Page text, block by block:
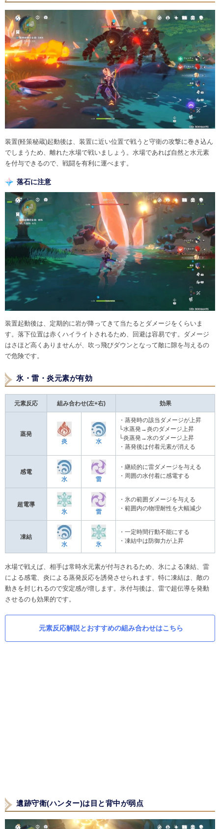
装置(軽策秘蔵)起動後は、装置に近い位置で戦うと守衛の攻撃に巻き込ん
でしまうため、離れた水場で戦いましょう。水場であれば自然と水元素
を付与できるので、戦闘を有利に運べます。
落石に注意
装置起動後は、定期的に岩が降ってきて当たるとダメージをくらいま
す。落下位置は赤くハイライトされるため、回避は容易です。ダメージ
はさほど高くありませんが、吹っ飛びダウンとなって敵に隙を与えるの
で危険です。
氷・雷・炎元素が有効
元素反応 組み合わせ(左+右) 効果
蒸発
炎
水
・蒸発時の該当ダメージが上昇
└水蒸発→炎のダメージ上昇
└炎蒸発→水のダメージ上昇
・蒸発後は付着元素が消える
感電
水
雷
・継続的に雷ダメージを与える
・周囲の水付着に感電する
超電導
氷
雷
・氷の範囲ダメージを与える
・範囲内の物理耐性を大幅減少
凍結
水
氷
・一定時間行動不能にする
・凍結中は防御力が上昇
水場で戦えば、相手は常時水元素が付与されるため、氷による凍結、雷
による感電、炎による蒸発反応を誘発させられます。特に凍結は、敵の
動きを封じれるので安定感が増します。氷付与後は、雷で超伝導を発動
させるのも効果的です。
元素反応解説とおすすめの組み合わせはこちら
遺跡守衛(ハンター)は目と背中が弱点